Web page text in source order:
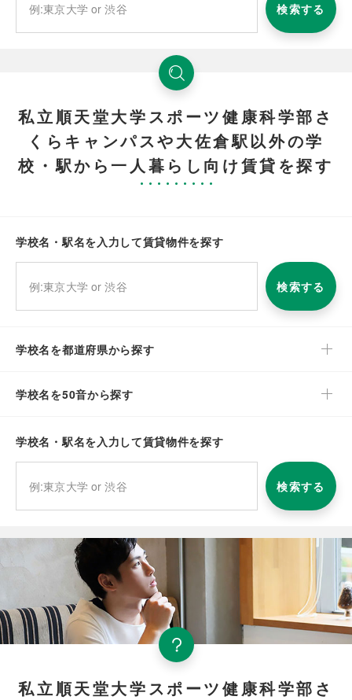
検索する
私立順天堂大学スポーツ健康科学部さ
くらキャンパスや大佐倉駅以外の学
校・駅から一人暮らし向け賃貸を探す
学校名・駅名を入力して賃貸物件を探す
検索する
学校名を都道府県から探す
学校名を50音から探す
学校名・駅名を入力して賃貸物件を探す
検索する
私立順天堂大学スポーツ健康科学部さ